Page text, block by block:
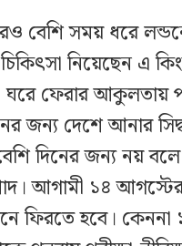
বেশি সময় ধরে
নিয়েছেন এ
ঘরে ফেরার আকুলতায়
জন্য দেশে আনার
দিনের জন্য নয়
আগামী ১৪
ফিরতে হবে।